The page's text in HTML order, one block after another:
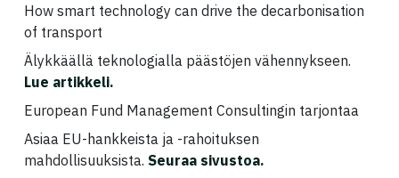
How smart technology can drive the decarbonisation
of transport
Älykkäällä teknologialla päästöjen vähennykseen.
Lue artikkeli.
European Fund Management Consultingin tarjontaa
Asiaa EU-hankkeista ja -rahoituksen
mahdollisuuksista. Seuraa sivustoa.